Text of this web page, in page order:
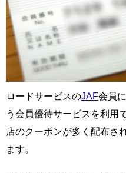
ロードサービスのJAF会員
う会員優待サービスを利用
店のクーポンが多く配布さ
ます。